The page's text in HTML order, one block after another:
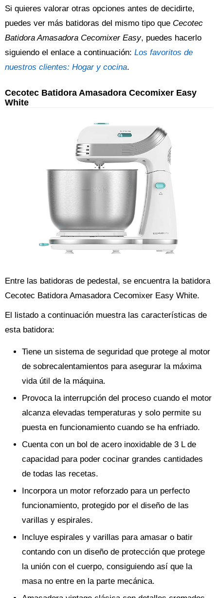
Si quieres valorar otras opciones antes de decidirte,
puedes ver más batidoras del mismo tipo que Cecotec
Batidora Amasadora Cecomixer Easy, puedes hacerlo
siguiendo el enlace a continuación: Los favoritos de
nuestros clientes: Hogar y cocina.
Cecotec Batidora Amasadora Cecomixer Easy
White
Entre las batidoras de pedestal, se encuentra la batidora
Cecotec Batidora Amasadora Cecomixer Easy White.
El listado a continuación muestra las características de
esta batidora:
Tiene un sistema de seguridad que protege al motor
de sobrecalentamientos para asegurar la máxima
vida útil de la máquina.
Provoca la interrupción del proceso cuando el motor
alcanza elevadas temperaturas y solo permite su
puesta en funcionamiento cuando se ha enfriado.
Cuenta con un bol de acero inoxidable de 3 L de
capacidad para poder cocinar grandes cantidades
de todas las recetas.
Incorpora un motor reforzado para un perfecto
funcionamiento, protegido por el diseño de las
varillas y espirales.
Incluye espirales y varillas para amasar o batir
contando con un diseño de protección que protege
la unión con el cuerpo, consiguiendo así que la
masa no entre en la parte mecánica.